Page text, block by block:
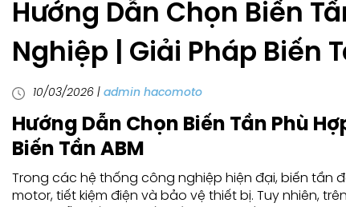
Hướng Dẫn Chọn Biến
Nghiệp | Giải Pháp Biến
10/03/2026 | admin hacomoto
Hướng Dẫn Chọn Biến Tần Phù
Biến Tần ABM
Trong các hệ thống công nghiệp hiện đại, biến tần
motor, tiết kiệm điện và bảo vệ thiết bị. Tuy nhiên,